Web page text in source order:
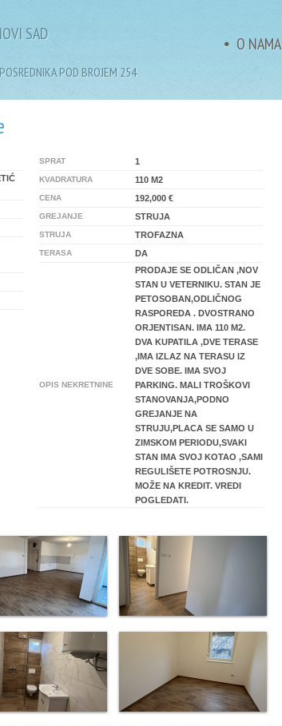
O NAMA
SAD
POD BROJEM 254
SPRAT 1
KVADRATURA 110 M2
CENA 192,000 €
GREJANJE STRUJA
STRUJA TROFAZNA
TERASA DA
OPIS NEKRETNINE
PRODAJE SE ODLIČAN ,NOV
STAN U VETERNIKU. STAN JE
PETOSOBAN,ODLIČNOG
RASPOREDA . DVOSTRANO
ORJENTISAN. IMA 110 M2.
DVA KUPATILA ,DVE TERASE
,IMA IZLAZ NA TERASU IZ
DVE SOBE. IMA SVOJ
PARKING. MALI TROŠKOVI
STANOVANJA,PODNO
GREJANJE NA
STRUJU,PLACA SE SAMO U
ZIMSKOM PERIODU,SVAKI
STAN IMA SVOJ KOTAO ,SAMI
REGULIŠETE POTROSNJU.
MOŽE NA KREDIT. VREDI
POGLEDATI.